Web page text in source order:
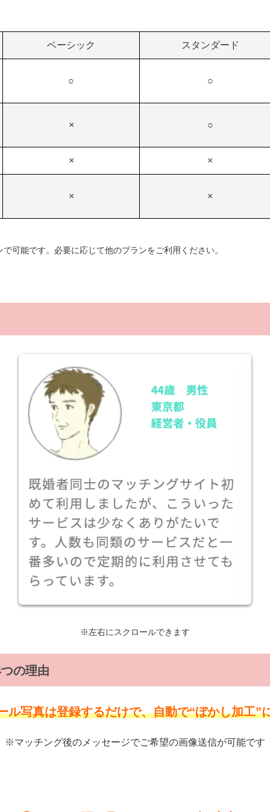
ベーシック スタンダード
○ ○
× ○
× ×
× ×
可能です。必要に応じて他のプランをご利用ください。
※左右にスクロールできます
の理由
ル写真は登録するだけで、自動で“ぼかし加工”
※マッチング後のメッセージでご希望の画像送信が可能です